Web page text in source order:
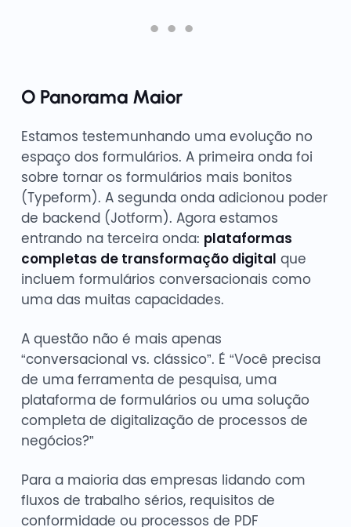
O Panorama Maior
Estamos testemunhando uma evolução no
espaço dos formulários. A primeira onda foi
sobre tornar os formulários mais bonitos
(Typeform). A segunda onda adicionou poder
de backend (Jotform). Agora estamos
entrando na terceira onda: plataformas
completas de transformação digital que
incluem formulários conversacionais como
uma das muitas capacidades.
A questão não é mais apenas
“conversacional vs. clássico”. É “Você precisa
de uma ferramenta de pesquisa, uma
plataforma de formulários ou uma solução
completa de digitalização de processos de
negócios?”
Para a maioria das empresas lidando com
fluxos de trabalho sérios, requisitos de
conformidade ou processos de PDF